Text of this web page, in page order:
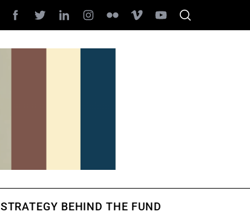
STRATEGY BEHIND THE FUND